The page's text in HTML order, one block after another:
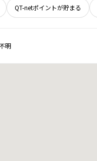
QT-netポイントが貯まる
明